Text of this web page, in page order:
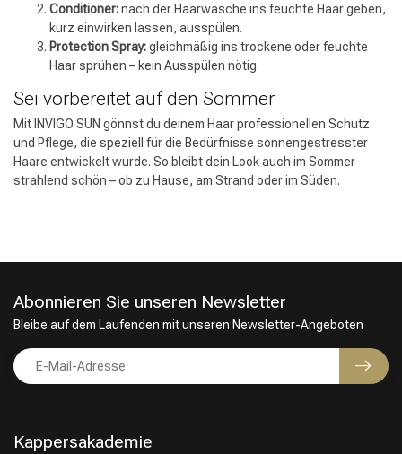
Conditioner:nach der Haarwäsche ins feuchte Haar geben,
kurz einwirken lassen, ausspülen.
Protection Spray:gleichmäßig ins trockene oder feuchte
Haar sprühen – kein Ausspülen nötig.
Sei vorbereitet auf den Sommer
Mit INVIGO SUN gönnst du deinem Haar professionellen Schutz
und Pflege, die speziell für die Bedürfnisse sonnengestresster
Haare entwickelt wurde. So bleibt dein Look auch im Sommer
strahlend schön – ob zu Hause, am Strand oder im Süden.
Kappersakademie
Abonnieren Sie unseren Newsletter
Bleibe auf dem Laufenden mit unseren Newsletter-Angeboten